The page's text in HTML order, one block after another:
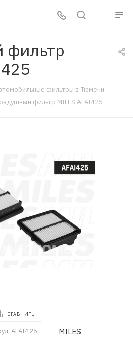
фильтр
фильтры в Тюмени —
фильтр MILES AFAI425
СРАВНИТЬ
AFAI425 MILES